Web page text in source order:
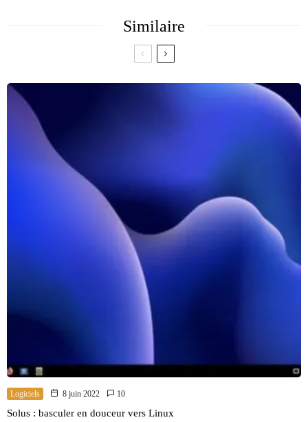
Similaire
Logiciels 8 juin 2022 10
Solus : basculer en douceur vers Linux